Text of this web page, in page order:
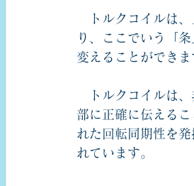
トルクコイルは、
り、ここでいう「
変えることができま
トルクコイルは、
部に正確に伝える
れた回転同期性を
れています。